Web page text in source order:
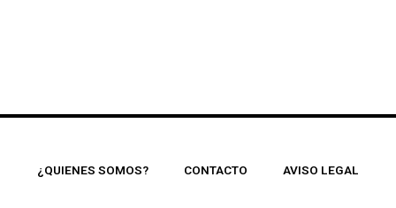
¿QUIENES SOMOS? CONTACTO AVISO LEGAL